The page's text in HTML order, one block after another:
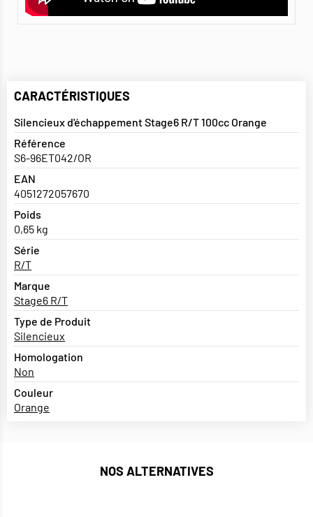
CARACTÉRISTIQUES
Silencieux d'échappement Stage6 R/T 100cc Orange
Référence
S6-96ET042/OR
EAN
4051272057670
Poids
0,65 kg
Série
R/T
Marque
Stage6 R/T
Type de Produit
Silencieux
Homologation
Non
Couleur
Orange
NOS ALTERNATIVES